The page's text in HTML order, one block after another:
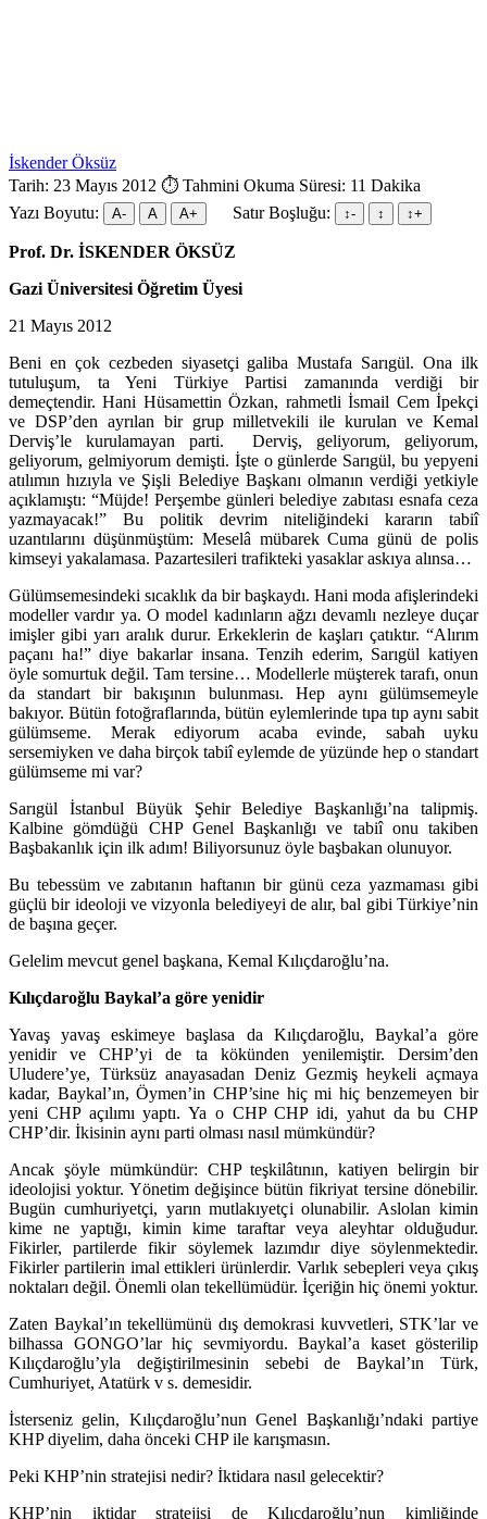
İskender Öksüz
Tarih: 23 Mayıs 2012 ⏱ Tahmini Okuma Süresi: 11 Dakika
Yazı Boyutu:
A- A A+ Satır Boşluğu: ↕︎- ↕︎ ↕︎+
Prof. Dr. İSKENDER ÖKSÜZ
Gazi Üniversitesi Öğretim Üyesi
21 Mayıs 2012
Beni en çok cezbeden siyasetçi galiba Mustafa Sarıgül. Ona ilk
tutuluşum, ta Yeni Türkiye Partisi zamanında verdiği bir
demeçtendir. Hani Hüsamettin Özkan, rahmetli İsmail Cem İpekçi
ve DSP’den ayrılan bir grup milletvekili ile kurulan ve Kemal
Derviş’le kurulamayan parti. Derviş, geliyorum, geliyorum,
geliyorum, gelmiyorum demişti. İşte o günlerde Sarıgül, bu yepyeni
atılımın hızıyla ve Şişli Belediye Başkanı olmanın verdiği yetkiyle
açıklamıştı: “Müjde! Perşembe günleri belediye zabıtası esnafa ceza
yazmayacak!” Bu politik devrim niteliğindeki kararın tabiî
uzantılarını düşünmüştüm: Meselâ mübarek Cuma günü de polis
kimseyi yakalamasa. Pazartesileri trafikteki yasaklar askıya alınsa…
Gülümsemesindeki sıcaklık da bir başkaydı. Hani moda afişlerindeki
modeller vardır ya. O model kadınların ağzı devamlı nezleye duçar
imişler gibi yarı aralık durur. Erkeklerin de kaşları çatıktır. “Alırım
paçanı ha!” diye bakarlar insana. Tenzih ederim, Sarıgül katiyen
öyle somurtuk değil. Tam tersine… Modellerle müşterek tarafı, onun
da standart bir bakışının bulunması. Hep aynı gülümsemeyle
bakıyor. Bütün fotoğraflarında, bütün eylemlerinde tıpa tıp aynı sabit
gülümseme. Merak ediyorum acaba evinde, sabah uyku
sersemiyken ve daha birçok tabiî eylemde de yüzünde hep o standart
gülümseme mi var?
Sarıgül İstanbul Büyük Şehir Belediye Başkanlığı’na talipmiş.
Kalbine gömdüğü CHP Genel Başkanlığı ve tabiî onu takiben
Başbakanlık için ilk adım! Biliyorsunuz öyle başbakan olunuyor.
Bu tebessüm ve zabıtanın haftanın bir günü ceza yazmaması gibi
güçlü bir ideoloji ve vizyonla belediyeyi de alır, bal gibi Türkiye’nin
de başına geçer.
Gelelim mevcut genel başkana, Kemal Kılıçdaroğlu’na.
Kılıçdaroğlu Baykal’a göre yenidir
Yavaş yavaş eskimeye başlasa da Kılıçdaroğlu, Baykal’a göre
yenidir ve CHP’yi de ta kökünden yenilemiştir. Dersim’den
Uludere’ye, Türksüz anayasadan Deniz Gezmiş heykeli açmaya
kadar, Baykal’ın, Öymen’in CHP’sine hiç mi hiç benzemeyen bir
yeni CHP açılımı yaptı. Ya o CHP CHP idi, yahut da bu CHP
CHP’dir. İkisinin aynı parti olması nasıl mümkündür?
Ancak şöyle mümkündür: CHP teşkilâtının, katiyen belirgin bir
ideolojisi yoktur. Yönetim değişince bütün fikriyat tersine dönebilir.
Bugün cumhuriyetçi, yarın mutlakıyetçi olunabilir. Aslolan kimin
kime ne yaptığı, kimin kime taraftar veya aleyhtar olduğudur.
Fikirler, partilerde fikir söylemek lazımdır diye söylenmektedir.
Fikirler partilerin imal ettikleri ürünlerdir. Varlık sebepleri veya çıkış
noktaları değil. Önemli olan tekellümüdür. İçeriğin hiç önemi yoktur.
Zaten Baykal’ın tekellümünü dış demokrasi kuvvetleri, STK’lar ve
bilhassa GONGO’lar hiç sevmiyordu. Baykal’a kaset gösterilip
Kılıçdaroğlu’yla değiştirilmesinin sebebi de Baykal’ın Türk,
Cumhuriyet, Atatürk v s. demesidir.
İsterseniz gelin, Kılıçdaroğlu’nun Genel Başkanlığı’ndaki partiye
KHP diyelim, daha önceki CHP ile karışmasın.
Peki KHP’nin stratejisi nedir? İktidara nasıl gelecektir?
KHP’nin iktidar stratejisi de Kılıçdaroğlu’nun kimliğinde